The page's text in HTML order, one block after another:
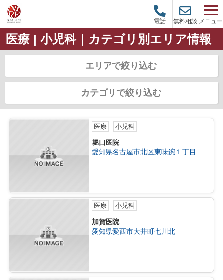
電話 無料相談 メニュー
医療 | 小児科｜カテゴリ別エリア情報
エリアで絞り込む
カテゴリで絞り込む
医療 小児科
堀口医院
愛知県名古屋市北区東味鋺１丁目
医療 小児科
加賀医院
愛知県愛西市大井町七川北